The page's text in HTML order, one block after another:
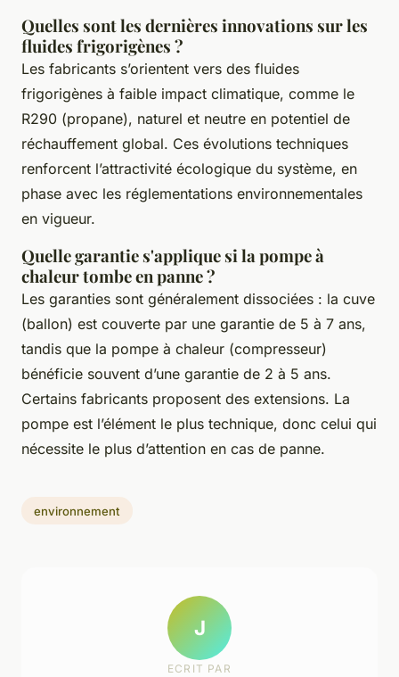
Quelles sont les dernières innovations sur les
fluides frigorigènes ?
Les fabricants s’orientent vers des fluides
frigorigènes à faible impact climatique, comme le
R290 (propane), naturel et neutre en potentiel de
réchauffement global. Ces évolutions techniques
renforcent l’attractivité écologique du système, en
phase avec les réglementations environnementales
en vigueur.
Quelle garantie s'applique si la pompe à
chaleur tombe en panne ?
Les garanties sont généralement dissociées : la cuve
(ballon) est couverte par une garantie de 5 à 7 ans,
tandis que la pompe à chaleur (compresseur)
bénéficie souvent d’une garantie de 2 à 5 ans.
Certains fabricants proposent des extensions. La
pompe est l’élément le plus technique, donc celui qui
nécessite le plus d’attention en cas de panne.
environnement
J
ECRIT PAR